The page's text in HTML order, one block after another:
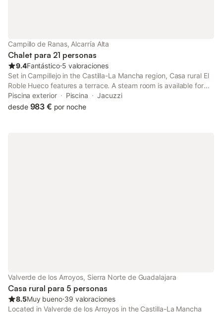
Campillo de Ranas, Alcarría Alta
Chalet para 21 personas
9.4Fantástico⋅5 valoraciones
Set in Campillejo in the Castilla-La Mancha region, Casa rural El
Roble Hueco features a terrace. A steam room is available for
guests. The villa has a pool with a view with a fence, along with
spa facilities and free WiFi.
Piscina exterior Piscina
Jacuzzi
desde 983 € por noche
Valverde de los Arroyos, Sierra Norte de Guadalajara
Casa rural para 5 personas
8.5Muy bueno⋅39 valoraciones
Located in Valverde de los Arroyos in the Castilla-La Mancha